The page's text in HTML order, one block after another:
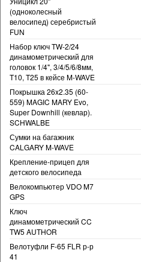
(одноколесный
велосипед) серебристый
FUN
Набор ключ TW-2/24
динамометрический для
головок 1/4", 3/4/5/6/8мм,
T10, T25 в кейсе M-WAVE
Покрышка 26x2.35 (60-
559) MAGIC MARY Evo,
Super Downhill (кевлар).
SCHWALBE
Сумки на багажник
CALGARY M-WAVE
Крепление-прицеп для
детского велосипеда
Велокомпьютер VDO M7
GPS
Ключ
динамометрический CC
TW5 AUTHOR
Велотуфли F-65 FLR р-р
41